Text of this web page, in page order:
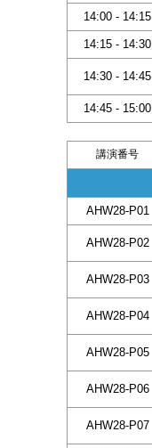
14:00 - 14:15
14:15 - 14:30
14:30 - 14:45
14:45 - 15:00
講演番号
AHW28-P01
AHW28-P02
AHW28-P03
AHW28-P04
AHW28-P05
AHW28-P06
AHW28-P07